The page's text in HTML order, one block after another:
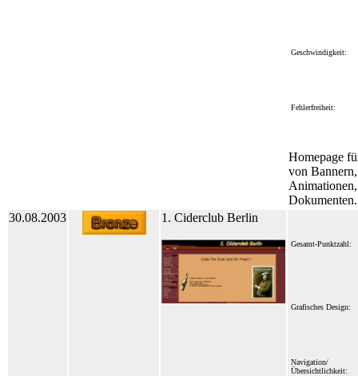
Geschwindigkeit:
Fehlerfreiheit:
Homepage
von
Dokumenten.
30.08.2003
1. Ciderclub Berlin
Gesamt-Punktzahl:
Grafisches Design:
Navigation/
Übersichtlichkeit: